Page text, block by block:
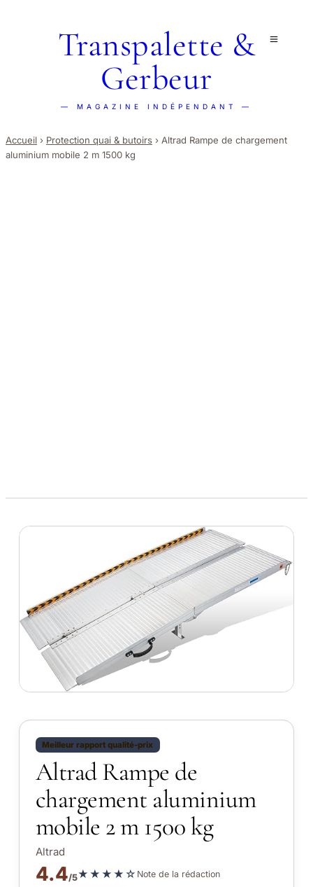
Transpalette &
Gerbeur
— MAGAZINE INDÉPENDANT —
Accueil › Protection quai & butoirs › Altrad Rampe de chargement
aluminium mobile 2 m 1500 kg
Meilleur rapport qualité-prix
Altrad Rampe de
chargement aluminium
mobile 2 m 1500 kg
Altrad
4.4/5★★★★☆ Note de la rédaction